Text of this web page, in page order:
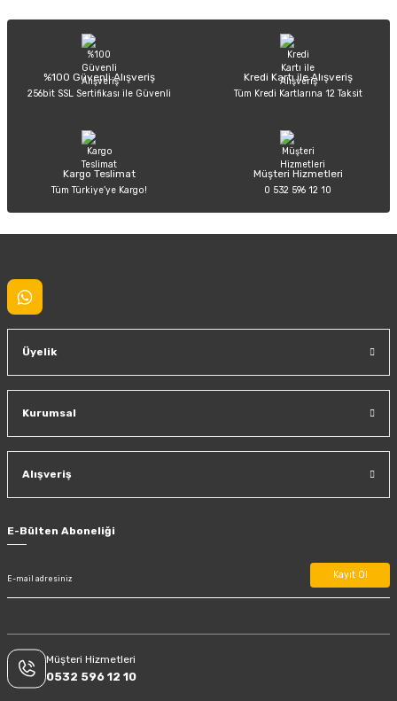
Ürün açıklamasında eksik bilgiler bulunuyor.
Ürün bilgilerinde hatalar bulunuyor.
Ürün fiyatı diğer sitelerden daha pahalı.
Sitemize ilk yorumu siz yapın!
%100 Güvenli Alışveriş
256bit SSL Sertifikası ile Güvenli
Kredi Kartı ile Alışveriş
Tüm Kredi Kartlarına 12 Taksit
Kargo Teslimat
Tüm Türkiye’ye Kargo!
Müşteri Hizmetleri
0 532 596 12 10
Üyelik
Kurumsal
Alışveriş
E-Bülten Aboneliği
Kayıt Ol
Müşteri Hizmetleri
0532 596 12 10